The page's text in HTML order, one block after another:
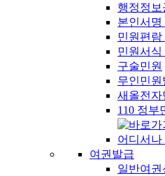
행정정
본인서명
민원편람
민원서식
구술민원
무인민원
새올전자
110 정부
어디서나
여권발급
일반여권